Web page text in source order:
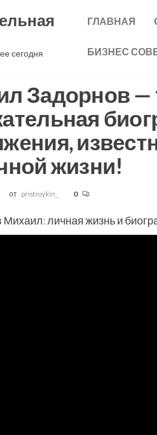
сегодня
ГЛАВНАЯ
БИЗНЕС
Задорнов —
жизни!
от pristroykin_ 0